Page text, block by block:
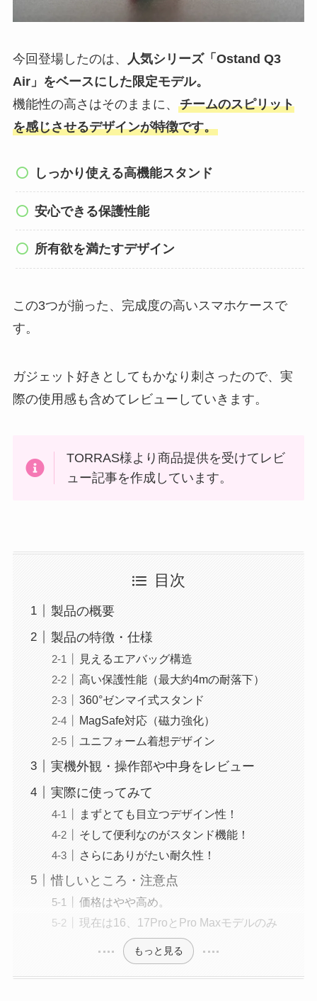
今回登場したのは、
人気シリーズ「Ostand Q3
Air」をベースにした限定モデル。
機能性の高さはそのままに、 チームのスピリット
を感じさせるデザインが特徴です。
しっかり使える高機能スタンド
安心できる保護性能
所有欲を満たすデザイン
この3つが揃った、完成度の高いスマホケースで
す。
ガジェット好きとしてもかなり刺さったので、実
際の使用感も含めてレビューしていきます。
TORRAS様より商品提供を受けてレビ
ュー記事を作成しています。
目次
製品の概要
製品の特徴・仕様
見えるエアバッグ構造
高い保護性能（最大約4mの耐落下）
360°ゼンマイ式スタンド
MagSafe対応（磁力強化）
ユニフォーム着想デザイン
実機外観・操作部や中身をレビュー
実際に使ってみて
まずとても目立つデザイン性！
そして便利なのがスタンド機能！
さらにありがたい耐久性！
惜しいところ・注意点
価格はやや高め。
現在は16、17ProとPro Maxモデルのみ
もっと見る